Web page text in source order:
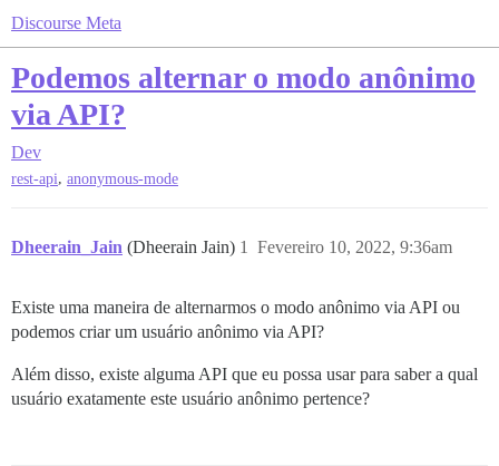
Discourse Meta
Podemos alternar o modo anônimo
via API?
Dev
rest-api, anonymous-mode
Dheerain_Jain (Dheerain Jain) Fevereiro 10, 2022, 9:36am
1
Existe uma maneira de alternarmos o modo anônimo via API ou
podemos criar um usuário anônimo via API?
Além disso, existe alguma API que eu possa usar para saber a qual
usuário exatamente este usuário anônimo pertence?